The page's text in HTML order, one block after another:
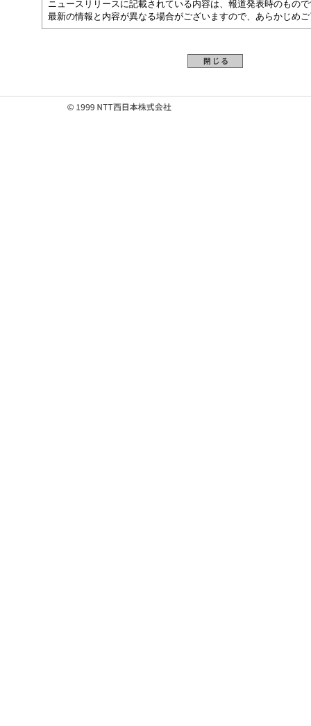
ニュースリリースに記載されている内容は、報道発表時のもの
最新の情報と内容が異なる場合がございますので、あらかじめ